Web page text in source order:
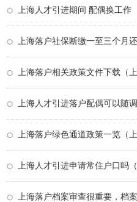
上海人才引进期间 配偶换工作
上海落户相关政策文件下载（
上海落户绿色通道政策一览（
上海落户档案审查很重要，档